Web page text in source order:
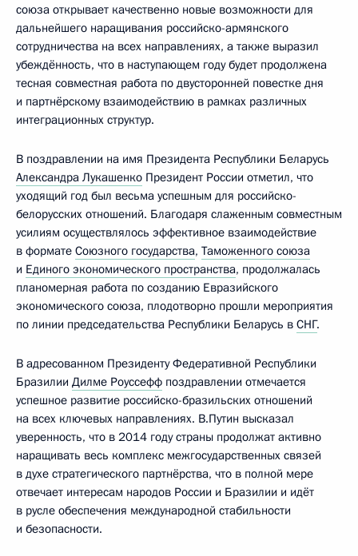
союза открывает качественно новые возможности для
дальнейшего наращивания российско-армянского
сотрудничества на всех направлениях, а также выразил
убеждённость, что в наступающем году будет продолжена
тесная совместная работа по двусторонней повестке дня
и партнёрскому взаимодействию в рамках различных
интеграционных структур.
В поздравлении на имя Президента Республики Беларусь
Александра Лукашенко Президент России отметил, что
уходящий год был весьма успешным для российско-
белорусских отношений. Благодаря слаженным совместным
усилиям осуществлялось эффективное взаимодействие
в формате Союзного государства, Таможенного союза
и Единого экономического пространства, продолжалась
планомерная работа по созданию Евразийского
экономического союза, плодотворно прошли мероприятия
по линии председательства Республики Беларусь в СНГ.
В адресованном Президенту Федеративной Республики
Бразилии Дилме Роуссефф поздравлении отмечается
успешное развитие российско-бразильских отношений
на всех ключевых направлениях. В.Путин высказал
уверенность, что в 2014 году страны продолжат активно
наращивать весь комплекс межгосударственных связей
в духе стратегического партнёрства, что в полной мере
отвечает интересам народов России и Бразилии и идёт
в русле обеспечения международной стабильности
и безопасности.